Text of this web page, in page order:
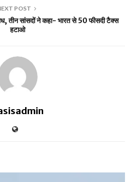
POST
तीन सांसदों ने कहा- भारत से 50 फीसदी टैक्स
हटाओ